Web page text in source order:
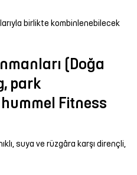
larıyla birlikte kombinlenebilecek
(Doğa
park
Fitness
suya ve rüzgâra karşı dirençli,